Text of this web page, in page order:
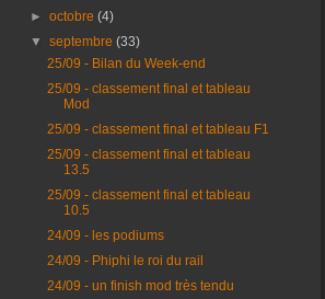
►octobre(4)
▼septembre(33)
25/09 - Bilan du Week-end
25/09 - classement final et tableau
Mod
25/09 - classement final et tableau F1
25/09 - classement final et tableau
13.5
25/09 - classement final et tableau
10.5
24/09 - les podiums
24/09 - Phiphi le roi du rail
24/09 - un finish mod très tendu